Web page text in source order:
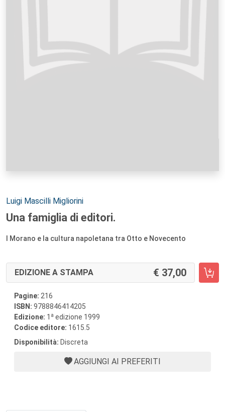
Autori:
Luigi Mascilli Migliorini
Una famiglia di editori.
I Morano e la cultura napoletana tra Otto e Novecento
EDIZIONE A STAMPA 37,00
Pagine: 216
ISBN: 9788846414205
Edizione: 1 a edizione 1999
Codice editore: 1615.5
Disponibilità: Discreta
AGGIUNGI AI PREFERITI